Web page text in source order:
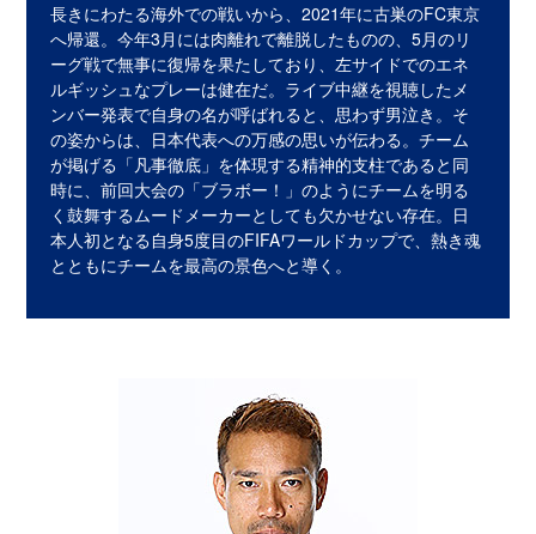
長きにわたる海外での戦いから、2021年に古巣のFC東京
へ帰還。今年3月には肉離れで離脱したものの、5月のリ
ーグ戦で無事に復帰を果たしており、左サイドでのエネ
ルギッシュなプレーは健在だ。ライブ中継を視聴したメ
ンバー発表で自身の名が呼ばれると、思わず男泣き。そ
の姿からは、日本代表への万感の思いが伝わる。チーム
が掲げる「凡事徹底」を体現する精神的支柱であると同
時に、前回大会の「ブラボー！」のようにチームを明る
く鼓舞するムードメーカーとしても欠かせない存在。日
本人初となる自身5度目のFIFAワールドカップで、熱き魂
とともにチームを最高の景色へと導く。